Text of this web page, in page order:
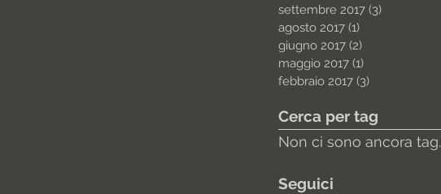
settembre 2017 (3)
agosto 2017 (1)
giugno 2017 (2)
maggio 2017 (1)
febbraio 2017 (3)
Cerca per tag
Non ci sono ancora tag.
Seguici